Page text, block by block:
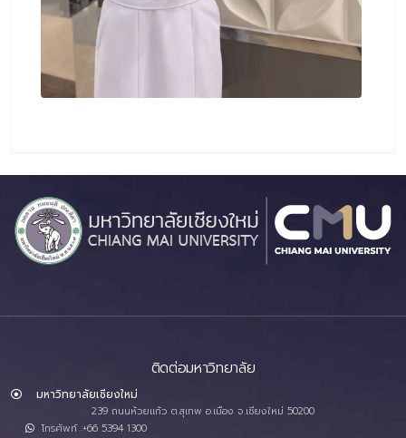
ติดต่อมหาวิทยาลัย
มหาวิทยาลัยเชียงใหม่
239 ถนนห้วยแก้ว ต.สุเทพ อ.เมือง จ.เชียงใหม่ 50200
โทรศัพท์ :+66 5394 1300